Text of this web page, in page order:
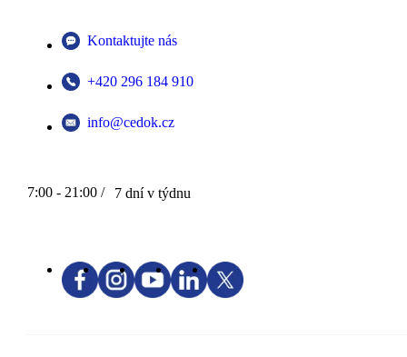
Kontaktujte nás
+420 296 184 910
info@cedok.cz
7:00 - 21:00 / 7 dní v týdnu